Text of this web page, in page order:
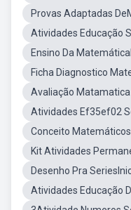
Provas Adaptadas
Atividades Educação
Ensino Da
Ficha Diagnostico
Avaliação Matamatica
Atividades Ef35ef02
Conceito
Kit Atividades
Desenho Pra
Atividades Educação